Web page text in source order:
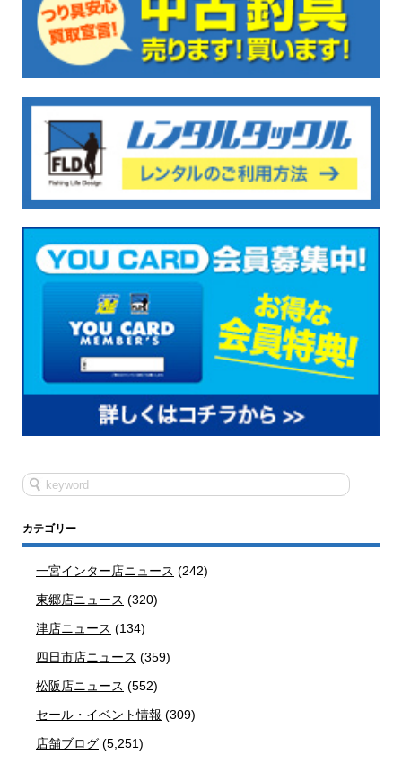
カテゴリー
一宮インター店ニュース (242)
東郷店ニュース (320)
津店ニュース (134)
四日市店ニュース (359)
松阪店ニュース (552)
セール・イベント情報 (309)
店舗ブログ (5,251)